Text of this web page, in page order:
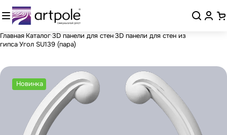
Главная Каталог3D панели для стен3D панели для стен из
гипсаУгол SU139 (пара)
Новинка